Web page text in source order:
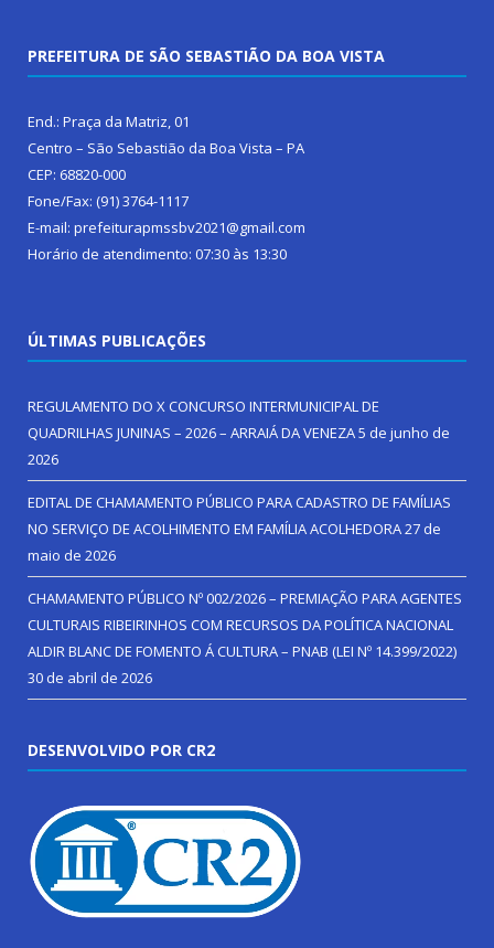
PREFEITURA DE SÃO SEBASTIÃO DA BOA VISTA
End.: Praça da Matriz, 01
Centro – São Sebastião da Boa Vista – PA
CEP: 68820-000
Fone/Fax: (91) 3764-1117
E-mail: prefeiturapmssbv2021@gmail.com
Horário de atendimento: 07:30 às 13:30
ÚLTIMAS PUBLICAÇÕES
REGULAMENTO DO X CONCURSO INTERMUNICIPAL DE
QUADRILHAS JUNINAS – 2026 – ARRAIÁ DA VENEZA5 de junho de
2026
EDITAL DE CHAMAMENTO PÚBLICO PARA CADASTRO DE FAMÍLIAS
NO SERVIÇO DE ACOLHIMENTO EM FAMÍLIA ACOLHEDORA27 de
maio de 2026
CHAMAMENTO PÚBLICO Nº 002/2026 – PREMIAÇÃO PARA AGENTES
CULTURAIS RIBEIRINHOS COM RECURSOS DA POLÍTICA NACIONAL
ALDIR BLANC DE FOMENTO Á CULTURA – PNAB (LEI Nº 14.399/2022)
30 de abril de 2026
DESENVOLVIDO POR CR2